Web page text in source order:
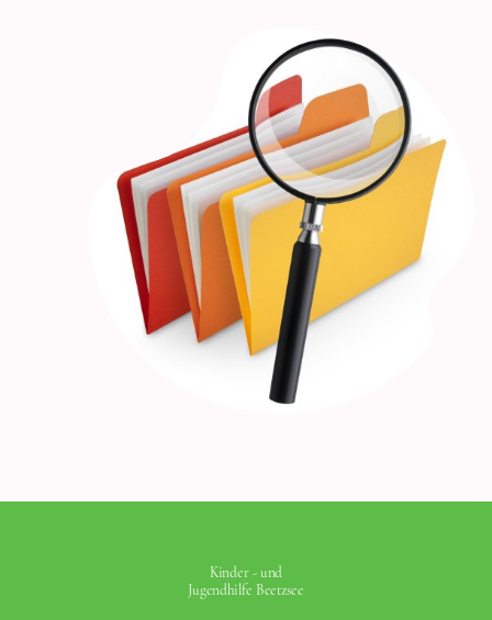
Kinder - und
Jugendhilfe Beetzsee